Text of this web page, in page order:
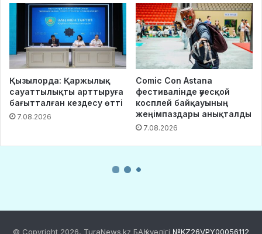
© Copyright 2026, TuraNews.kz БАҚ куәлігі №KZ26VPY00056112